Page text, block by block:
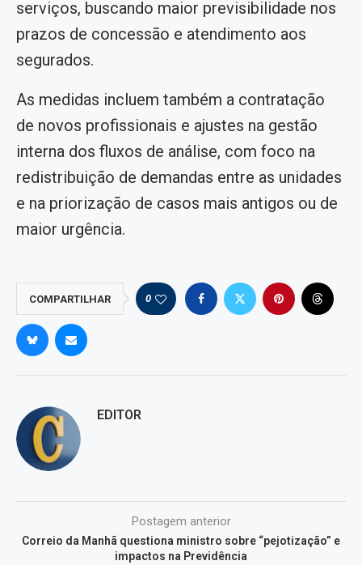
serviços, buscando maior previsibilidade nos
prazos de concessão e atendimento aos
segurados.
As medidas incluem também a contratação
de novos profissionais e ajustes na gestão
interna dos fluxos de análise, com foco na
redistribuição de demandas entre as unidades
e na priorização de casos mais antigos ou de
maior urgência.
COMPARTILHAR 0
EDITOR
Postagem anterior
Correio da Manhã questiona ministro sobre “pejotização” e
impactos na Previdência